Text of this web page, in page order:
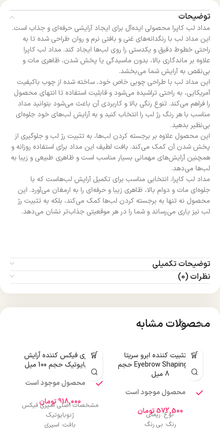
توضیحات
مداد لب کاپرا محصولی ایده‌آل برای ایجاد آرایشی حرفه‌ای و جذاب است.
این مداد لب با رنگدانه‌های غنی و بافتی نرم و روان طراحی شده تا به
راحتی خطوط دقیق و یکدستی را روی لب‌ها ایجاد کند. مداد لب کاپرا
علاوه بر ماندگاری بالا، بدون ماسیدگی یا پخش شدن، ظاهری مات و
بی‌نقص به آرایش شما می‌بخشد.
این مداد لب با طراحی چوبی خاص خود، ساخته شده از چوب باکیفیت
آمریکایی، به راحتی تراشیده می‌شود و قابلیت استفاده تا انتهای محصول
را فراهم می‌کند. تنوع رنگی بالا و کاربردی آن باعث می‌شود بتوانید مداد
مناسب با هر رنگ رژ لب را انتخاب کنید و به آرایش لب‌های خود جلوه‌ای
بی‌نظیر بدهید.
این محصول علاوه بر برجسته کردن لب‌ها، به تثبیت رژ لب و جلوگیری از
پخش شدن آن کمک می‌کند. بافت لطیف این مداد برای استفاده روزانه و
همچنین آرایش‌های مهمانی بسیار مناسب است و ظاهری طبیعی و زیبا به
لب‌ها می‌دهد.
مداد لب کاپرا، انتخابی مناسب برای تکمیل آرایش لب‌هاست که با
جلوه‌ای مات و دوام بالا، ظاهری زیبا و حرفه‌ای را به ارمغان می‌آورد. این
محصول نه تنها به برجسته کردن لب‌ها کمک می‌کند، بلکه به تثبیت رژ
لب نیز یاری می‌رساند و شما را در هر موقعیتی جذاب‌تر نشان می‌دهد.
توضیحات تکمیلی
نظرات (0)
محصولات مشابه
ژل تثبیت کننده ابرو سریتا
مدل Eyebrow Shaping حجم
8 میل
محصول موجود است
572,500 توماننوع: ریملی
رنگ: بی رنگ
اسپری فیکس کننده آرایش
ژنوبایوتیک حجم 100 میل
محصول موجود است
918,000 تومان
مشخصات اصلی اسپری فیکس
ژنوبایوتیک
بافت: اسپری